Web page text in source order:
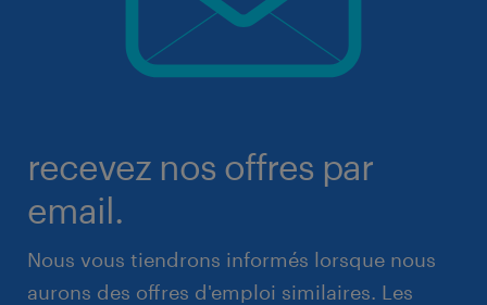
recevez nos offres par
email.
Nous vous tiendrons informés lorsque nous
aurons des offres d'emploi similaires. Les